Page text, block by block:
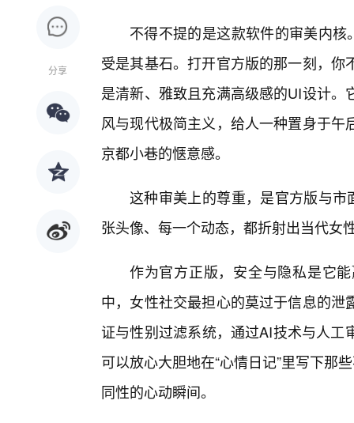
分享
不得不提的是这款软件的审美内核
受是其基石。打开官方版的那一刻，
是清新、雅致且充满高级感的UI设计
风与现代极简主义，给人一种置身于
京都小巷的惬意感。
这种审美上的尊重，是官方版与市
张头像、每一个动态，都折射出当代女
作为官方正版，安全与隐私是它
中，女性社交最担心的莫过于信息的
证与性别过滤系统，通过AI技术与人
可以放心大胆地在“心情日记”里写下那
同性的心动瞬间。